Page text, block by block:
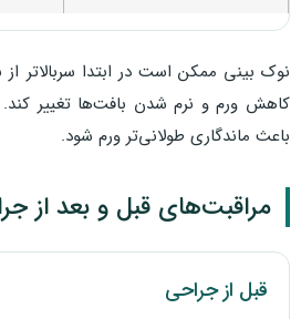
نوک بینی ممکن است در ابتدا سربالاتر
کاهش ورم و نرم شدن بافت‌ها تغییر
باعث ماندگاری طولانی‌تر ورم شود.
مراقبت‌های قبل و بعد از
قبل از جراحی